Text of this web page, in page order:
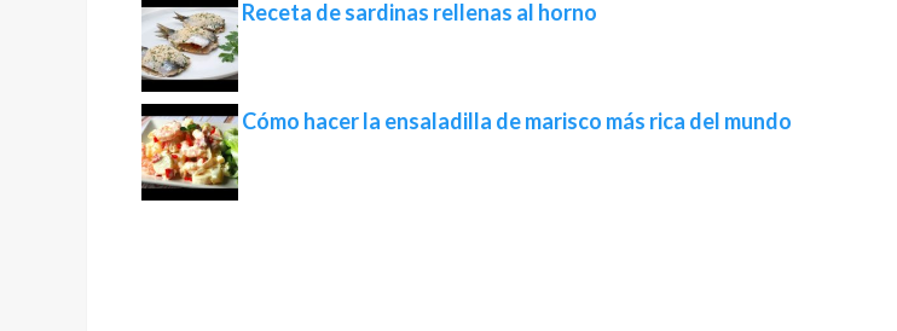
Receta de sardinas rellenas al horno
Cómo hacer la ensaladilla de marisco más rica del mundo